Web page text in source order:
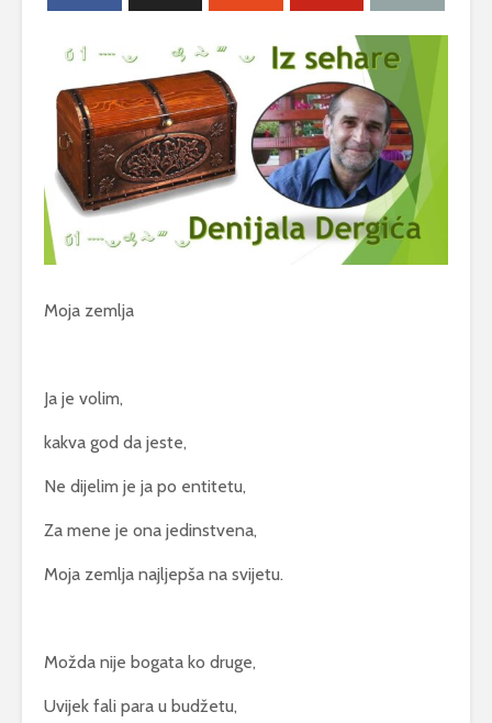
Moja zemlja
Ja je volim,
kakva god da jeste,
Ne dijelim je ja po entitetu,
Za mene je ona jedinstvena,
Moja zemlja najljepša na svijetu.
Možda nije bogata ko druge,
Uvijek fali para u budžetu,